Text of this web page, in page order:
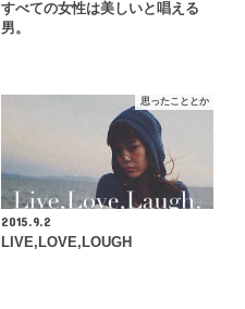
すべての女性は美しいと唱える
男。
思ったこととか
2015.9.2
LIVE,LOVE,LOUGH